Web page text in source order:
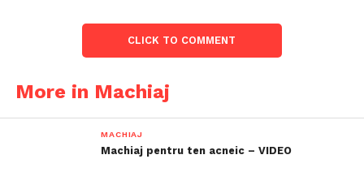
CLICK TO COMMENT
More in Machiaj
MACHIAJ
Machiaj pentru ten acneic – VIDEO